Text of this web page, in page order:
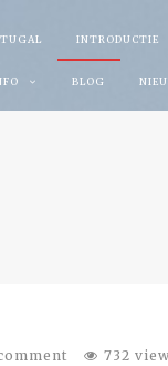
INTRODUCTIE
BLOG
732